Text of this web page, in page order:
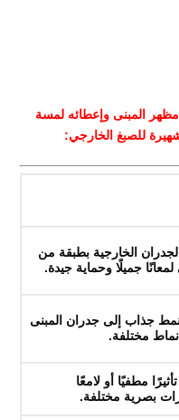
المبنى وإعطائه لمسة
للصبغ الخارجي:
الخارجية بطبقة من
جميلًا وحماية جيدة.
جذاب إلى جدران المبنى
مختلفة.
مطفيًا أو لامعًا
بصرية مختلفة.